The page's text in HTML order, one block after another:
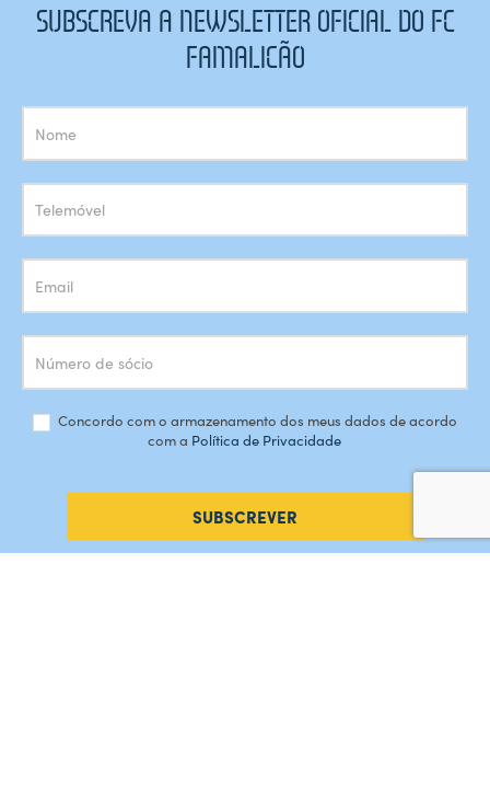
SUBSCREVA A NEWSLETTER OFICIAL DO FC
FAMALICÃO
Subscrição
Newsletter
Concordo com o armazenamento dos meus dados de acordo
com a Política de Privacidade
SUBSCREVER